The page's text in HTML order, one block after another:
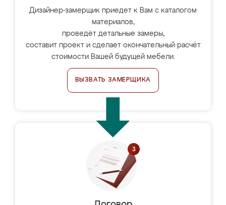
Дизайнер-замерщик приедет к Вам с каталогом
материалов,
проведёт детальные замеры,
составит проект и сделает окончательный расчёт
стоимости Вашей будущей мебели.
ВЫЗВАТЬ ЗАМЕРЩИКА